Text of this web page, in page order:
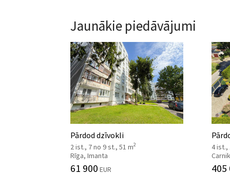
Jaunākie piedāvājumi
Pārdod dzīvokli
2 ist., 7 no 9 st., 51 m2
Rīga, Imanta
61 900 EUR
4 ist.,
405